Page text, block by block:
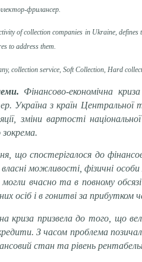
фрилансер.
of collection companies in Ukraine,
to address them.
collection service, Soft Collection, Hard
Фінансово-економічна
Україна з країн
зміни вартості
що спостерігалося до
можливості, фізичні
вчасно та в повному
осіб і в гонитві за
криза призвела до того, що
З часом проблема
стан та рівень